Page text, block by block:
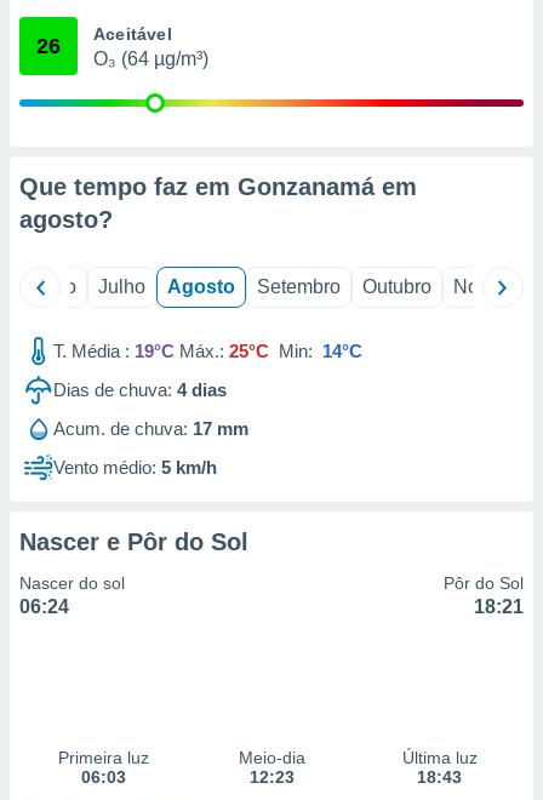
através
1199
26 Aceitável
O₃ (64 µg/m³)
Que tempo faz em Gonzanamá em
agosto?
Junho Julho Agosto Setembro Outubro Novembro
T. Média : 19°C Máx.: 25°C Min: 14°C
Dias de chuva: 4dias
Acum. de chuva: 17 mm
Vento médio: 5 km/h
Nascer e Pôr do Sol
Nascer do sol
06:24
Pôr do Sol
18:21
Primeira luz
06:03
Meio-dia
12:23
Última luz
18:43